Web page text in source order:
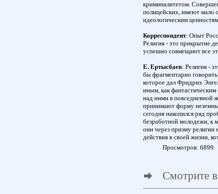
криминалитетом.
полицейских, имеют мало
идеологическим
Корреспондент: Опыт
Религия - это прикрытие
успешно совмещают все
Е. Ертысбаев: Религия -
бы фрагментарно
которое дал Фридрих
иным, как фантастическим
над ними в повседневной
принимают форму
сегодня накопился ряд
безработной молодежи, к
они через призму
действия в своей жизни,
Просмотров: 6899
Смотрите